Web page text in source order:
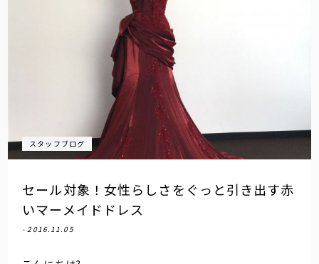
スタッフブログ
セール対象！女性らしさをぐっと引き出す赤
いマーメイドドレス
- 2016.11.05